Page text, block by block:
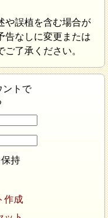
や誤植を含む場合が
告なしに変更または
了承ください。
ントで
持
作成